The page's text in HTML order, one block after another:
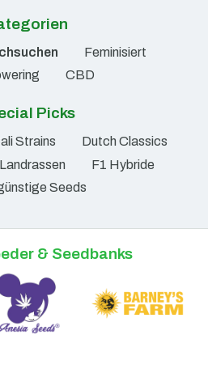
Feminisiert
CBD
Picks
Strains
Dutch Classics
Landrassen
F1 Hybride
Seeds
& Seedbanks